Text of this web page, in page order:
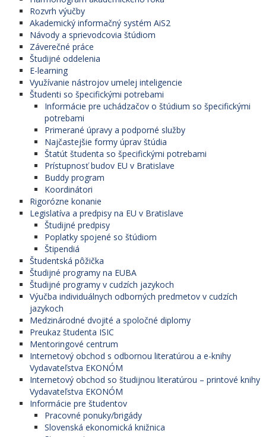
Rozvrh výučby
Akademický informačný systém AiS2
Návody a sprievodcovia štúdiom
Záverečné práce
Študijné oddelenia
E-learning
Využívanie nástrojov umelej inteligencie
Študenti so špecifickými potrebami
Informácie pre uchádzačov o štúdium so špecifickými
potrebami
Primerané úpravy a podporné služby
Najčastejšie formy úprav štúdia
Štatút študenta so špecifickými potrebami
Prístupnosť budov EU v Bratislave
Buddy program
Koordinátori
Rigorózne konanie
Legislatíva a predpisy na EU v Bratislave
Študijné predpisy
Poplatky spojené so štúdiom
Štipendiá
Študentská pôžička
Študijné programy na EUBA
Študijné programy v cudzích jazykoch
Výučba individuálnych odborných predmetov v cudzích
jazykoch
Medzinárodné dvojité a spoločné diplomy
Preukaz študenta ISIC
Mentoringové centrum
Internetový obchod s odbornou literatúrou a e-knihy
Vydavateľstva EKONÓM
Internetový obchod so študijnou literatúrou – printové knihy
Vydavateľstva EKONÓM
Informácie pre študentov
Pracovné ponuky/brigády
Slovenská ekonomická knižnica